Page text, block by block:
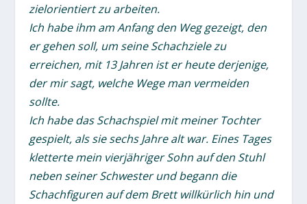
zielorientiert zu arbeiten.
Ich habe ihm am Anfang den Weg gezeigt, den
er gehen soll, um seine Schachziele zu
erreichen, mit 13 Jahren ist er heute derjenige,
der mir sagt, welche Wege man vermeiden
sollte.
Ich habe das Schachspiel mit meiner Tochter
gespielt, als sie sechs Jahre alt war. Eines Tages
kletterte mein vierjähriger Sohn auf den Stuhl
neben seiner Schwester und begann die
Schachfiguren auf dem Brett willkürlich hin und